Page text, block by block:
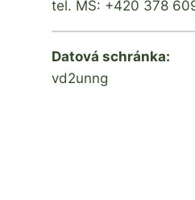
tel. MŠ: +420 378
Datová schránka:
vd2unng